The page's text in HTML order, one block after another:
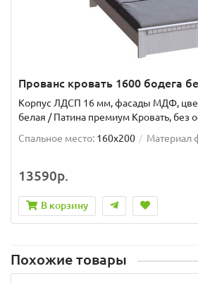
Прованс кровать 1600 бодега
Корпус ЛДСП 16 мм, фасады МДФ,
белая / Патина премиум Кровать, без
Спальное место: 160x200 Материал
13590р.
В корзину
Похожие товары